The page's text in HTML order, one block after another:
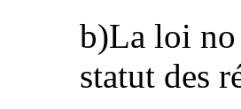
b)La loi
statut des